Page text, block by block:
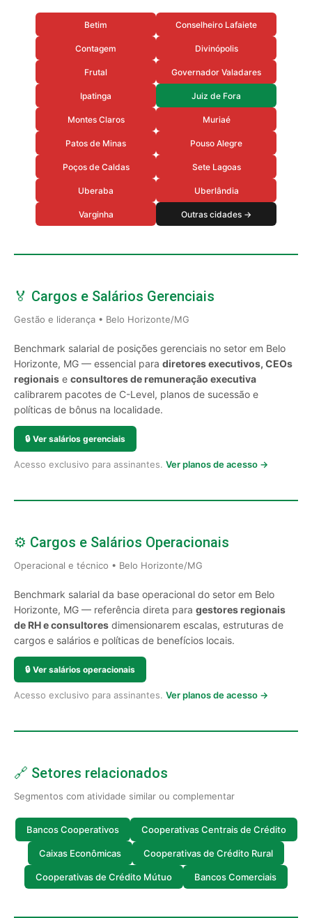
Betim Conselheiro Lafaiete
Contagem Divinópolis
Frutal Governador Valadares
Ipatinga Juiz de Fora
Montes Claros Muriaé
Patos de Minas Pouso Alegre
Poços de Caldas Sete Lagoas
Uberaba Uberlândia
Varginha Outras cidades →
🏅 Cargos e Salários Gerenciais
Gestão e liderança • Belo Horizonte/MG
Benchmark salarial de posições gerenciais no setor em Belo
Horizonte, MG — essencial para diretores executivos, CEOs
regionais e consultores de remuneração executiva
calibrarem pacotes de C-Level, planos de sucessão e
políticas de bônus na localidade.
🔒 Ver salários gerenciais
Acesso exclusivo para assinantes. Ver planos de acesso →
⚙️ Cargos e Salários Operacionais
Operacional e técnico • Belo Horizonte/MG
Benchmark salarial da base operacional do setor em Belo
Horizonte, MG — referência direta para gestores regionais
de RH e consultores dimensionarem escalas, estruturas de
cargos e salários e políticas de benefícios locais.
🔒 Ver salários operacionais
Acesso exclusivo para assinantes. Ver planos de acesso →
🔗 Setores relacionados
Segmentos com atividade similar ou complementar
Bancos Cooperativos Cooperativas Centrais de Crédito
Caixas Econômicas Cooperativas de Crédito Rural
Cooperativas de Crédito Mútuo Bancos Comerciais